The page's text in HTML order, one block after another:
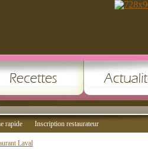
rapide Inscription restaurateur
Laval